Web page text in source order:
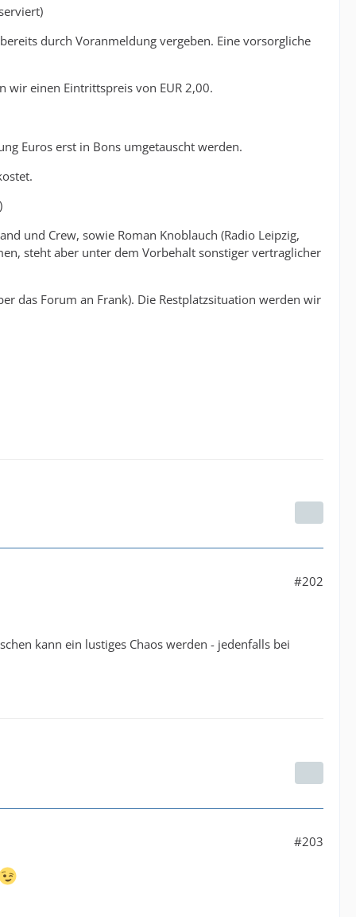
durch Voranmeldung vergeben. Eine vorsorgliche
wir einen Eintrittspreis von EUR 2,00.
Euros erst in Bons umgetauscht werden.
und Crew, sowie Roman Knoblauch (Radio Leipzig,
steht aber unter dem Vorbehalt sonstiger vertraglicher
das Forum an Frank). Die Restplatzsituation werden wir
#202
kann ein lustiges Chaos werden - jedenfalls bei
#203